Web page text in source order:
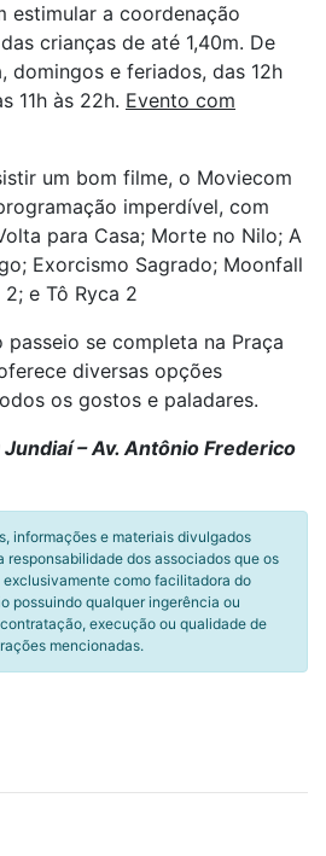
estimular a coordenação
crianças de até 1,40m. De
domingos e feriados, das 12h
11h às 22h. Evento com
um bom filme, o Moviecom
imperdível, com
para Casa; Morte no Nilo; A
Exorcismo Sagrado; Moonfall
e Tô Ryca 2
se completa na Praça
diversas opções
os gostos e paladares.
– Av. Antônio Frederico
informações e materiais divulgados
responsabilidade dos associados que os
como facilitadora do
possuindo qualquer ingerência ou
execução ou qualidade de
mencionadas.